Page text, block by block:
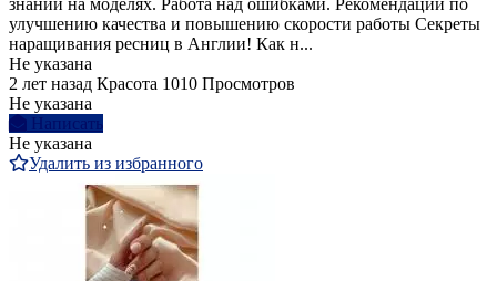
знаний на моделях. Работа над ошибками. Рекомендации по
улучшению качества и повышению скорости работы Секреты
наращивания ресниц в Англии! Как н...
Не указана
2 лет назад Красота 1010 Просмотров
Не указана
Написать
Не указана
Удалить из избранного